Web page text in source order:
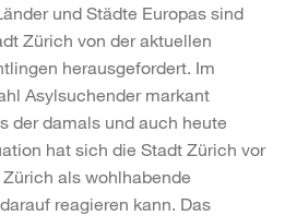
und Städte Europas sind
Zürich von der aktuellen
herausgefordert. Im
Asylsuchender markant
der damals und auch heute
hat sich die Stadt Zürich vor
als wohlhabende
reagieren kann. Das